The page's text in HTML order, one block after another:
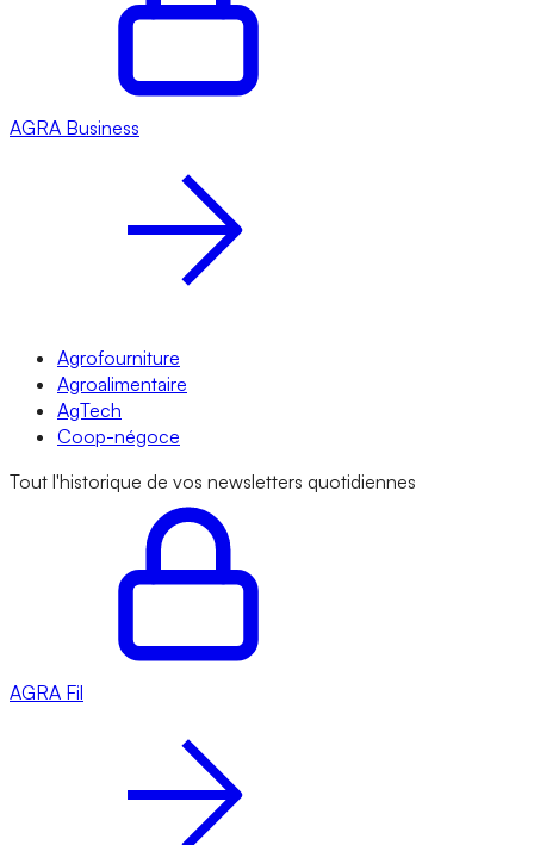
AGRA Business
Agrofourniture
Agroalimentaire
AgTech
Coop-négoce
Tout l'historique de vos newsletters quotidiennes
AGRA Fil